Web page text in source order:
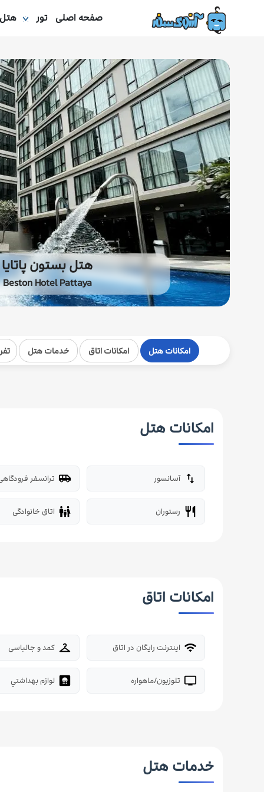
صفحه اصلی تور هتل
هتل بستون پاتایا
Beston Hotel Pattaya
امکانات هتل امکانات اتاق خدمات هتل
امکانات هتل
import_export آسانسور airport_shuttle ترانسفر
restaurant رستوران family_restroom اتاق خانوادگی
امکانات اتاق
wifi اینترنت رایگان در اتاق checkroom کمد و جالباسی
tv تلوزیون/ماهواره bathroom لوازم بهداشتي
خدمات هتل